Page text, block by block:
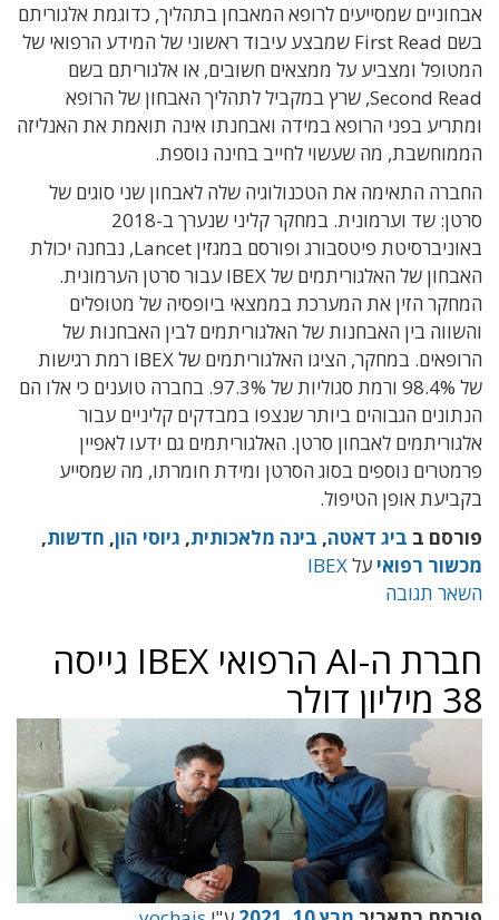
אבחוניים שמסייעים לרופא המאבחן בתהליך, כדוגמת אלגוריתם
בשם First Read שמבצע עיבוד ראשוני של המידע הרפואי של
המטופל ומצביע על ממצאים חשובים, או אלגוריתם בשם
Second Read, שרץ במקביל לתהליך האבחון של הרופא
ומתריע בפני הרופא במידה ואבחנתו אינה תואמת את האנליזה
הממוחשבת, מה שעשוי לחייב בחינה נוספת.
החברה התאימה את הטכנולוגיה שלה לאבחון שני סוגים של
סרטן: שד וערמונית. במחקר קליני שנערך ב-2018
באוניברסיטת פיטסבורג ופורסם במגזין Lancet, נבחנה יכולת
האבחון של האלגוריתמים של IBEX עבור סרטן הערמונית.
המחקר הזין את המערכת בממצאי ביופסיה של מטופלים
והשווה בין האבחנות של האלגוריתמים לבין האבחנות של
הרופאים. במחקר, הציגו האלגוריתמים של IBEX רמת רגישות
של 98.4% ורמת סגוליות של 97.3%. בחברה טוענים כי אלו הם
הנתונים הגבוהים ביותר שנצפו במבדקים קליניים עבור
אלגוריתמים לאבחון סרטן. האלגוריתמים גם ידעו לאפיין
פרמטרים נוספים בסוג הסרטן ומידת חומרתו, מה שמסייע
בקביעת אופן הטיפול.
פורסם ב ביג דאטה, בינה מלאכותית, גיוסי הון, חדשות,
מכשור רפואי עלIBEX
השאר תגובה
חברת ה-AI הרפואי IBEX גייסה
38 מיליון דולר